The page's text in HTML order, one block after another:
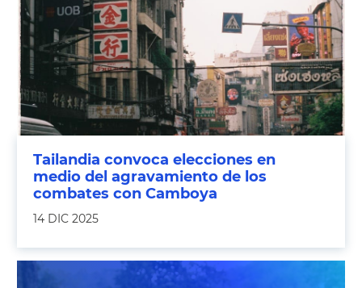
Tailandia convoca elecciones en
medio del agravamiento de los
combates con Camboya
14 DIC 2025